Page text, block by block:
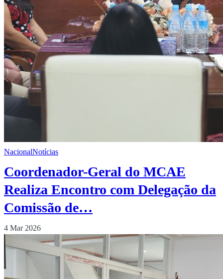
NacionalNotícias
Coordenador-Geral do MCAE
Realiza Encontro com Delegação da
Comissão de…
4 Mar 2026